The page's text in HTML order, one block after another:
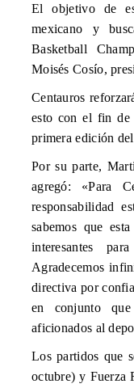
El objetivo de
mexicano y
Basketball
Moisés Cosío,
Centauros
esto con el fin de
primera edición
Por su parte,
agregó: «Para
responsabilidad
sabemos que
interesantes
Agradecemos
directiva por
en conjunto
aficionados al
Los partidos que
octubre) y Fuerza